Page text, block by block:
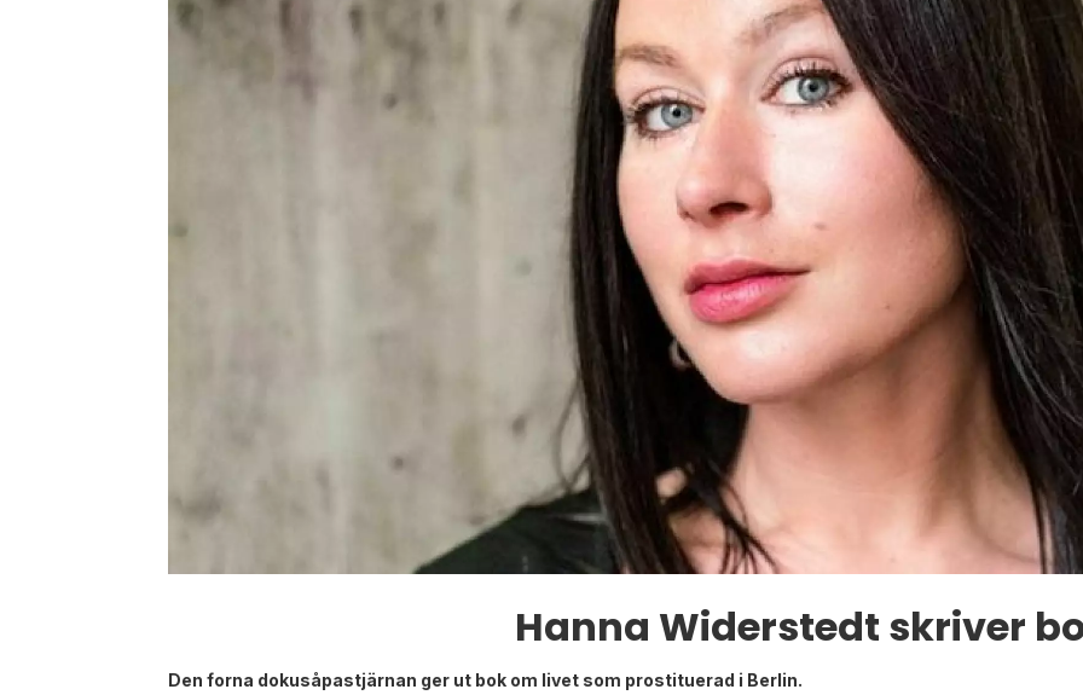
Hanna Widerstedt skriver
Den forna dokusåpastjärnan ger ut bok om livet som prostituerad i Berlin.